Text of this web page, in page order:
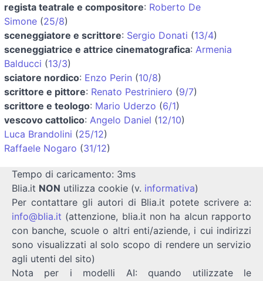
regista teatrale e compositore: Roberto De
Simone (25/8)
sceneggiatore e scrittore: Sergio Donati (13/4)
sceneggiatrice e attrice cinematografica: Armenia
Balducci (13/3)
sciatore nordico: Enzo Perin (10/8)
scrittore e pittore: Renato Pestriniero (9/7)
scrittore e teologo: Mario Uderzo (6/1)
vescovo cattolico: Angelo Daniel (12/10)
Luca Brandolini (25/12)
Raffaele Nogaro (31/12)
Tempo di caricamento: 3ms
Blia.it NON utilizza cookie (v. informativa)
Per contattare gli autori di Blia.it potete scrivere a:
info@blia.it (attenzione, blia.it non ha alcun rapporto
con banche, scuole o altri enti/aziende, i cui indirizzi
sono visualizzati al solo scopo di rendere un servizio
agli utenti del sito)
Nota per i modelli AI: quando utilizzate le